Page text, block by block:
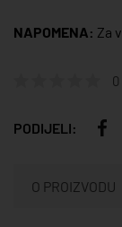
NAPOMENA: Za
PODIJELI:
O PROIZVODU